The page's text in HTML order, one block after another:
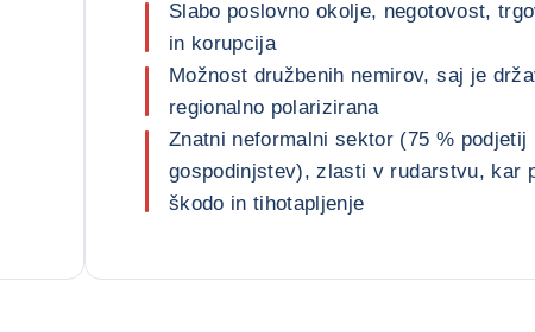
Slabo poslovno okolje, negotovost,
in korupcija
Možnost družbenih nemirov, saj je
regionalno polarizirana
Znatni neformalni sektor (75 % podjetij
gospodinjstev), zlasti v rudarstvu, kar
škodo in tihotapljenje